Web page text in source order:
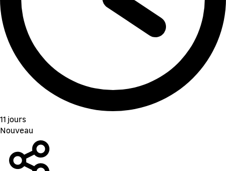
11 jours
Nouveau